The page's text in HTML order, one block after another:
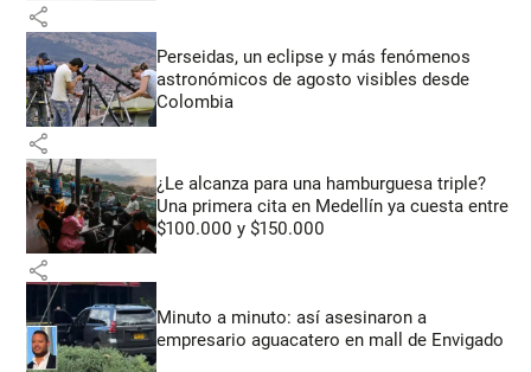
share
Perseidas, un eclipse y más fenómenos
astronómicos de agosto visibles desde
Colombia
share
¿Le alcanza para una hamburguesa triple?
Una primera cita en Medellín ya cuesta entre
$100.000 y $150.000
share
Minuto a minuto: así asesinaron a
empresario aguacatero en mall de Envigado